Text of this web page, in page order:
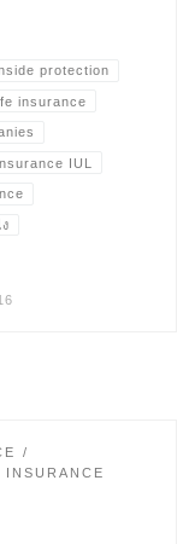
protection
insurance
IUL